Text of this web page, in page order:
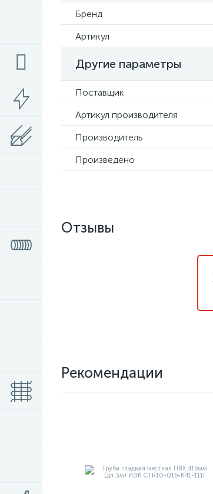
Бренд
Артикул
Другие параметры
Поставщик
Артикул производителя
Производитель
Произведено
Отзывы
Рекомендации